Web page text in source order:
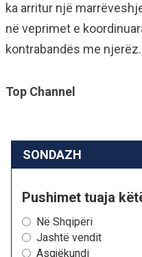
ka arritur një
në veprimet e
kontrabandës me njerëz.
Top Channel
SONDAZH
Pushimet tuaja
Në Shqipëri
Jashtë vendit
Asgjëkundi